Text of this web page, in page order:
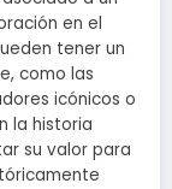
en el
tener un
como las
icónicos o
la historia
su valor para